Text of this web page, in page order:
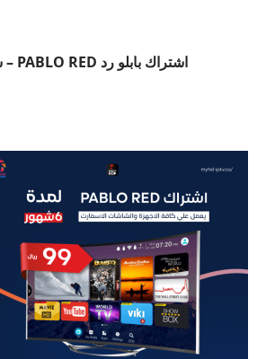
اشتراك بابلو رد PABLO RED – ستة شهور